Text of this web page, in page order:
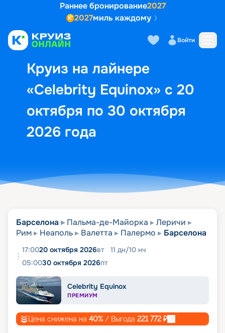
Раннее бронирование2027
2027миль каждому
Войти
Круиз на лайнере
«Celebrity Equinox» с 20
октября по 30 октября
2026 года
Выбор кают Маршрут и
Барселона Пальма-де-Майорка
Леричи
Рим
Неаполь Валетта Палермо Барселона
17:0020 октября 2026вт 11 дн/10 нч
05:0030 октября 2026пт
Celebrity Equinox
ПРЕМИУМ
Цена снижена на 40% / Выгода 221 772 ₽